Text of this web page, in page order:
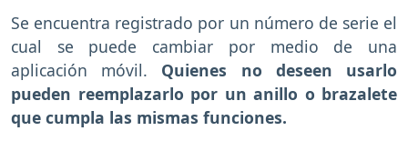
Se encuentra registrado por un número de serie el
cual se puede cambiar por medio de una
aplicación móvil. Quienes no deseen usarlo
pueden reemplazarlo por un anillo o brazalete
que cumpla las mismas funciones.